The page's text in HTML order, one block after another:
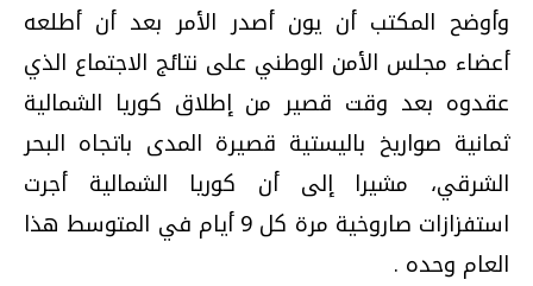
وأوضح المكتب أن يون أصدر الأمر بعد أن أطلعه
أعضاء مجلس الأمن الوطني على نتائج الاجتماع الذي
عقدوه بعد وقت قصير من إطلاق كوريا الشمالية
ثمانية صواريخ باليستية قصيرة المدى باتجاه البحر
الشرقي، مشيرا إلى أن كوريا الشمالية أجرت
استفزازات صاروخية مرة كل 9 أيام في المتوسط هذا
العام وحده .